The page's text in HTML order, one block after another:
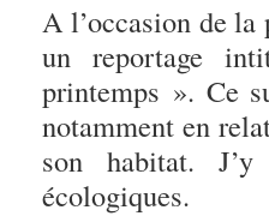
A l’occasion de la
un reportage
printemps ». Ce
notamment en
son habitat.
écologiques.